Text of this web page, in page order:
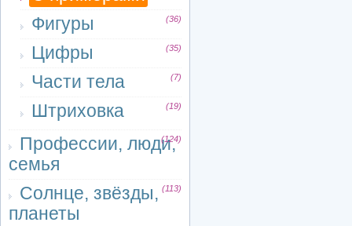
Фигуры (36)
Цифры (35)
Части тела (7)
Штриховка (19)
Профессии, люди,
семья
(124)
Солнце, звёзды,
планеты
(113)